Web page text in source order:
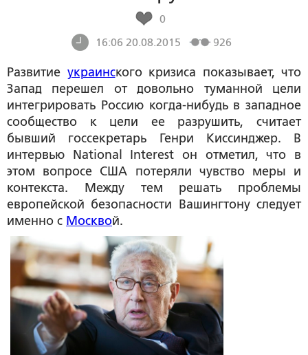
0
16:06 20.08.2015
926
Развитие украинского кризиса показывает, что
Запад перешел от довольно туманной цели
интегрировать Россию когда-нибудь в западное
сообщество к цели ее разрушить, считает
бывший госсекретарь Генри Киссинджер. В
интервью National Interest он отметил, что в
этом вопросе США потеряли чувство меры и
контекста. Между тем решать проблемы
европейской безопасности Вашингтону следует
именно с Москвой.